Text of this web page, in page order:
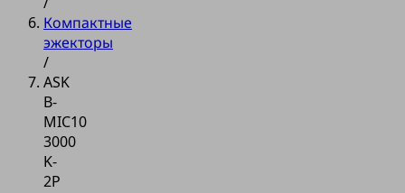
Компактные
эжекторы
/
ASK
B-
MIC10
3000
K-
2P